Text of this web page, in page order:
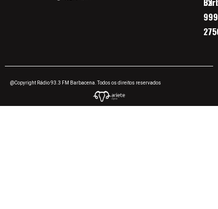
@Copyright Rádio 93.3 FM Barbacena. Todos os direitos reservados